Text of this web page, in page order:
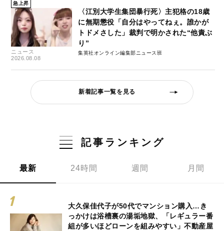
急上昇
ニュース
2026.08.08
〈江別大学生集団暴行死〉主犯格の18歳
に無期懲役「自分はやってねぇ。誰かが
トドメさした」裁判で明かされた“他責ぶ
り”
集英社オンライン編集部ニュース班
新着記事一覧を見る
記事ランキング
最新 24時間 週間 月間
大久保佳代子が50代でマンション購入…き
っかけは浴槽裏の湯垢地獄、「レギュラー番
組が多いほどローンを組みやすい」不動産屋